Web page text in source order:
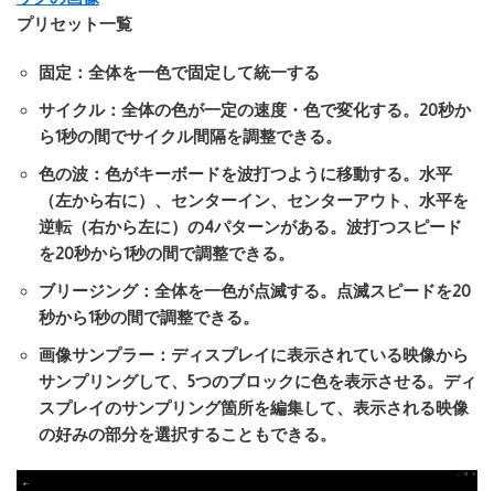
プリセット一覧
固定 ：全体を一色で固定して統一する
サイクル：全体の色が一定の速度・色で変化する。20秒か
ら1秒の間でサイクル間隔を調整できる。
色の波 ：色がキーボードを波打つように移動する。水平
（左から右に）、センターイン、センターアウト、水平を
逆転（右から左に）の4パターンがある。波打つスピード
を20秒から1秒の間で調整できる。
ブリージング：全体を一色が点滅する。点滅スピードを20
秒から1秒の間で調整できる。
画像サンプラー ：ディスプレイに表示されている映像から
サンプリングして、5つのブロックに色を表示させる。ディ
スプレイのサンプリング箇所を編集して、表示される映像
の好みの部分を選択することもできる。